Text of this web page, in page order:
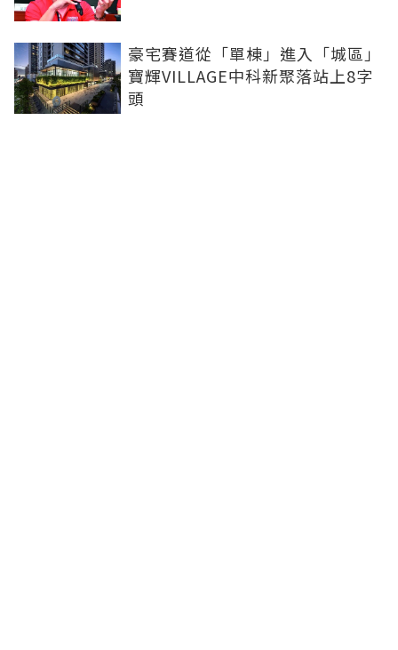
豪宅賽道從「單棟」進入「城區」
寶輝VILLAGE中科新聚落站上8字
頭